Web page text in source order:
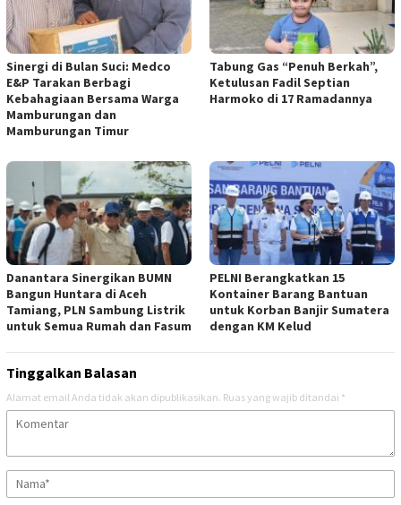
Sinergi di Bulan Suci: Medco
E&P Tarakan Berbagi
Kebahagiaan Bersama Warga
Mamburungan dan
Mamburungan Timur
Tabung Gas “Penuh Berkah”,
Ketulusan Fadil Septian
Harmoko di 17 Ramadannya
Danantara Sinergikan BUMN
Bangun Huntara di Aceh
Tamiang, PLN Sambung Listrik
untuk Semua Rumah dan Fasum
PELNI Berangkatkan 15
Kontainer Barang Bantuan
untuk Korban Banjir Sumatera
dengan KM Kelud
Tinggalkan Balasan
Alamat email Anda tidak akan dipublikasikan. Ruas yang wajib ditandai *